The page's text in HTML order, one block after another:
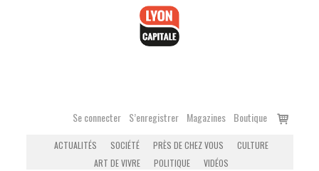
Se connecter S’enregistrer Magazines Boutique
Voir
ACTUALITÉS SOCIÉTÉ PRÈS DE CHEZ VOUS
CULTURE
ART DE VIVRE
POLITIQUE VIDÉOS